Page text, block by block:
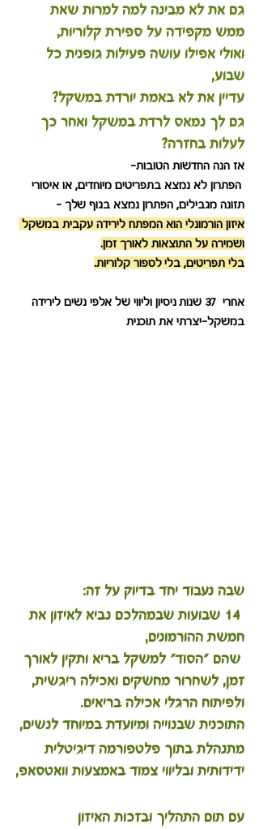
גם את לא מבינה למה למרות שאת
ממש מקפידה על ספירת קלוריות,
ואולי אפילו עושה פעילות גופנית כל
שבוע,
עדיין את לא באמת יורדת במשקל?
גם לך נמאס לרדת במשקל ואחר כך
לעלות בחזרה?
אז הנה החדשות הטובות-
הפתרון לא נמצא בתפריטים מיוחדים, או איסורי
תזונה מגבילים, הפתרון נמצא בגוף שלך -
איזון הורמונלי הוא המפתח לירידה עקבית במשקל
ושמירה על התוצאות לאורך זמן.
בלי תפריטים, בלי לספור קלוריות.
אחרי  37 שנות ניסיון וליווי של אלפי נשים לירידה
במשקל-יצרתי את תוכנית
שבה נעבוד יחד בדיוק על זה:
14 שבועות שבמהלכם נביא לאיזון את
חמשת ההורמונים,
שהם "הסוד" למשקל בריא ותקין לאורך
זמן, לשחרור מחשקים ואכילה ריגשית,
ולפיתוח הרגלי אכילה בריאים.
התוכנית שבנוייה ומיועדת במיוחד לנשים,
מתנהלת בתוך פלטפורמה דיגיטלית
ידידותית ובליווי צמוד באמצעות וואטסאפ,
עם תום התהליך ובזכות האיזון